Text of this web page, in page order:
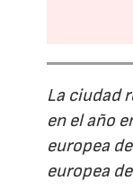
La ciudad
en el año
europea
europea